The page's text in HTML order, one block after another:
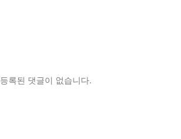
등록된 댓글이 없습니다.